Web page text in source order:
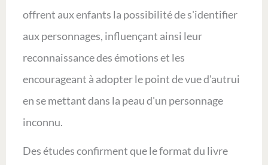
offrent aux enfants la possibilité de s'identifier
aux personnages, influençant ainsi leur
reconnaissance des émotions et les
encourageant à adopter le point de vue d'autrui
en se mettant dans la peau d'un personnage
inconnu.
Des études confirment que le format du livre